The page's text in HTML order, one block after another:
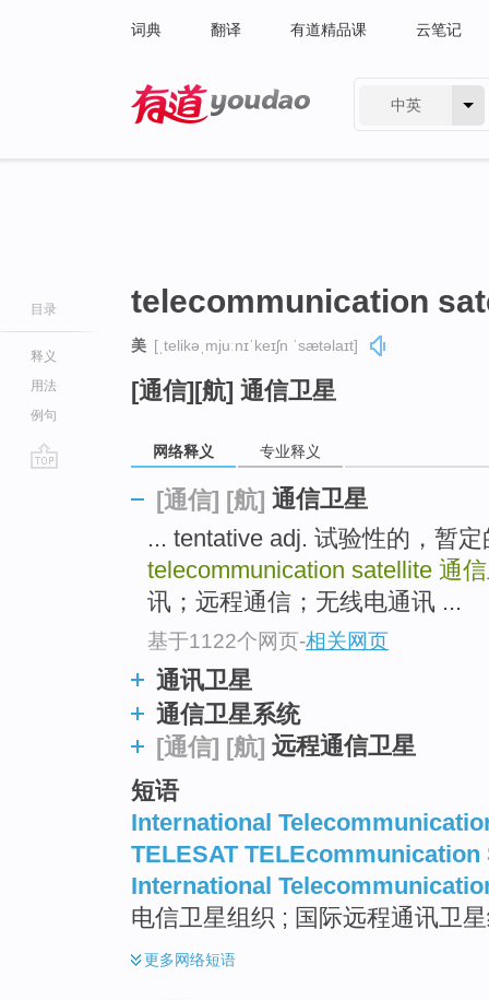
词典 翻译 有道精品课 云笔记
中英
目录
释义
用法
例句
telecommunication
美 [ˌtelikəˌmjuːnɪˈkeɪʃn ˈsætəlaɪt]
[通信][航] 通信卫星
网络释义 专业释义
[通信] [航] 通信卫星
... tentative adj. 试验性的，暂
telecommunication satellite 通
讯；远程通信；无线电通讯 ...
基于1122个网页-相关网页
通讯卫星
通信卫星系统
[通信] [航] 远程通信卫星
短语
International
TELESAT TELEcommunication
International
电信卫星组织 ; 国际远程通讯卫
更多网络短语